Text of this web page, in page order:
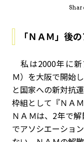
「ＮＡＭ」後
私は2000年に
Ｍ）を大阪で開始
と国家への新対抗
枠組として『ＮＡ
ＮＡＭは、2年で
でアソシエーショ